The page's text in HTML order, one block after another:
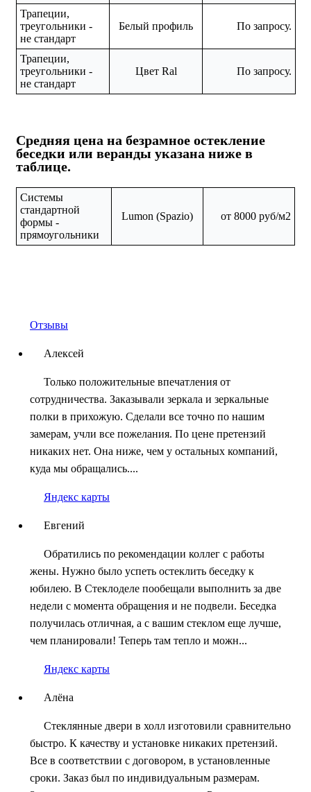
Трапеции,
треугольники -
не стандарт
Белый профиль По запросу.
Трапеции,
треугольники -
не стандарт
Цвет Ral По запросу.
Средняя цена на безрамное остекление
беседки или веранды указана ниже в
таблице.
Системы
стандартной
формы -
прямоугольники
Lumon (Spazio) от 8000 руб/м2
Отзывы
Алексей
Только положительные впечатления от
сотрудничества. Заказывали зеркала и зеркальные
полки в прихожую. Сделали все точно по нашим
замерам, учли все пожелания. По цене претензий
никаких нет. Она ниже, чем у остальных компаний,
куда мы обращались....
Яндекс карты
Евгений
Обратились по рекомендации коллег с работы
жены. Нужно было успеть остеклить беседку к
юбилею. В Стеклоделе пообещали выполнить за две
недели с момента обращения и не подвели. Беседка
получилась отличная, а с вашим стеклом еще лучше,
чем планировали! Теперь там тепло и можн...
Яндекс карты
Алёна
Стеклянные двери в холл изготовили сравнительно
быстро. К качеству и установке никаких претензий.
Все в соответствии с договором, в установленные
сроки. Заказ был по индивидуальным размерам.